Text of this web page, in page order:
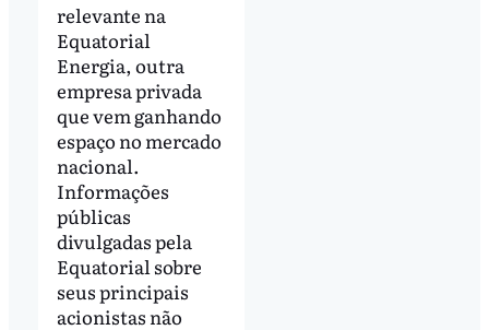
relevante na
Equatorial
Energia, outra
empresa privada
que vem ganhando
espaço no mercado
nacional.
Informações
públicas
divulgadas pela
Equatorial sobre
seus principais
acionistas não